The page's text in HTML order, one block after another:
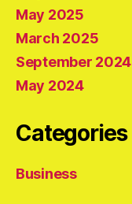
May 2025
March 2025
September 2024
May 2024
Categories
Business